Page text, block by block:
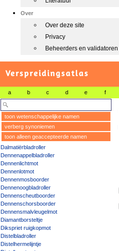
Over
Over deze site
Privacy
Beheerders en validatoren
Verspreidingsatlas
a b c d e f
toon wetenschappelijke namen
verberg synoniemen
toon alleen geaccepteerde namen
Dalmatiërbladroller
Dennenappelbladroller
Dennenlichtmot
Dennenlotmot
Dennenmosboorder
Dennenoogbladroller
Dennenscheutboorder
Dennenschorsboorder
Dennensmalvleugelmot
Diamantborsteltje
Dikspriet ruigkopmot
Distelbladroller
Distelhermelijntje